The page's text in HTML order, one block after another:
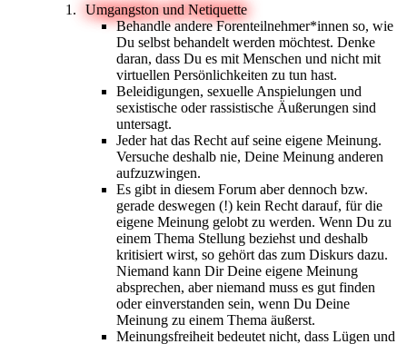
Umgangston und Netiquette
Behandle andere Forenteilnehmer*innen so, wie
Du selbst behandelt werden möchtest. Denke
daran, dass Du es mit Menschen und nicht mit
virtuellen Persönlichkeiten zu tun hast.
Beleidigungen, sexuelle Anspielungen und
sexistische oder rassistische Äußerungen sind
untersagt.
Jeder hat das Recht auf seine eigene Meinung.
Versuche deshalb nie, Deine Meinung anderen
aufzuzwingen.
Es gibt in diesem Forum aber dennoch bzw.
gerade deswegen (!) kein Recht darauf, für die
eigene Meinung gelobt zu werden. Wenn Du zu
einem Thema Stellung beziehst und deshalb
kritisiert wirst, so gehört das zum Diskurs dazu.
Niemand kann Dir Deine eigene Meinung
absprechen, aber niemand muss es gut finden
oder einverstanden sein, wenn Du Deine
Meinung zu einem Thema äußerst.
Meinungsfreiheit bedeutet nicht, dass Lügen und